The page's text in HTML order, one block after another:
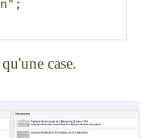
case.